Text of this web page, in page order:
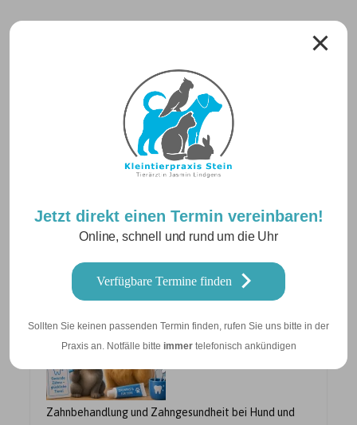
Jetzt direkt einen Termin vereinbaren!
Online, schnell und rund um die Uhr
Verfügbare Termine finden
Sollten Sie keinen passenden Termin finden, rufen Sie uns bitte in der
Praxis an. Notfälle bitte immertelefonisch ankündigen
Betriebsurlaub vom 10.08. – 21.08.2026
24. Juli 2026
Zahnbehandlung und Zahngesundheit bei Hund und